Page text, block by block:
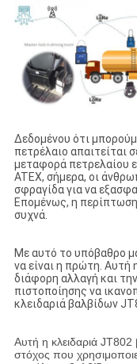
Δεδομένου ότι
πετρέλαιο απαιτείται
μεταφορά πετρελαίου
ATEX, σήμερα, οι
σφραγίδα για να
Επομένως, η
συχνά.
Με αυτό το υπόβαθρο
να είναι η πρώτη. Αυτή
διάφορη αλλαγή και
πιστοποίησης να
κλειδαριά βαλβίδων
Αυτή η κλειδαριά JT802
στόχος που